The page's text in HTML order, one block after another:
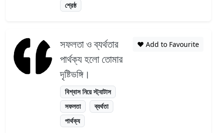
শ্রেষ্ঠ
সফলতা ও ব্যর্থতার
পার্থক্য হলো তোমার
দৃষ্টিভঙ্গি।
বিশ্বাস নিয়ে স্ট্যাটাস
সফলতা
ব্যর্থতা
পার্থক্য
❤️ Add to Favourite